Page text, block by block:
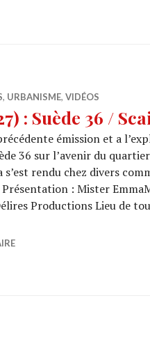
, URBANISME, VIDÉOS
: Suède 36 /
émission et a
36 sur l’avenir du
rendu chez divers
: Mister
Productions Lieu de
(05/27) : Suède 36 /